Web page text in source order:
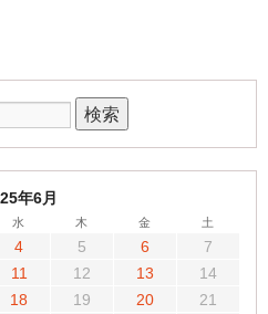
年6月
水 木 金 土
4 5 6
7
11 12 13
14
18 19 20
21